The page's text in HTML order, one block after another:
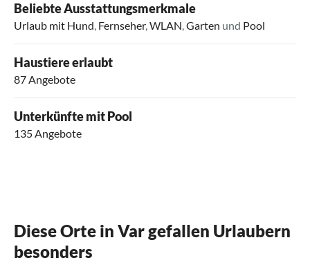
Beliebte Ausstattungsmerkmale
Urlaub mit Hund, Fernseher,WLAN,Garten und Pool
Haustiere erlaubt
87 Angebote
Unterkünfte mit Pool
135 Angebote
Diese Orte in Var gefallen Urlaubern
besonders